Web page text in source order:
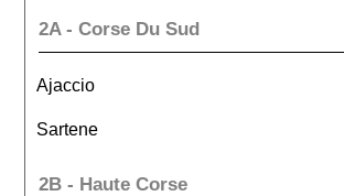
2A - Corse Du Sud
Ajaccio
Sartene
2B - Haute Corse